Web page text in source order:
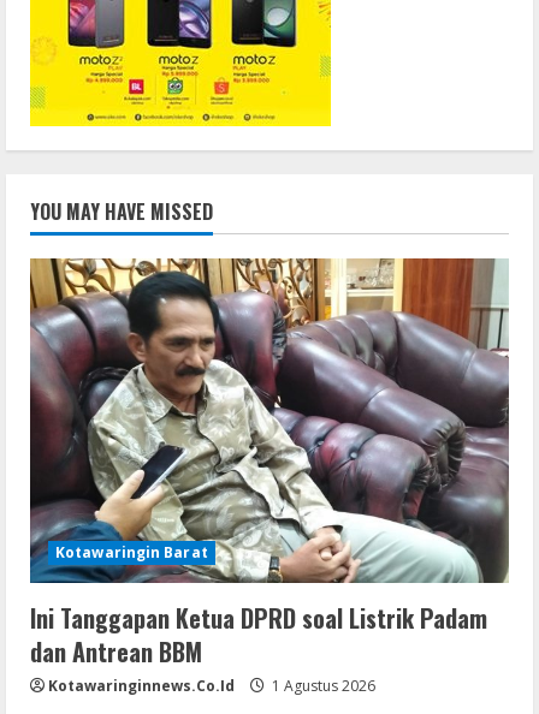
YOU MAY HAVE MISSED
Kotawaringin Barat
Ini Tanggapan Ketua DPRD soal Listrik Padam
dan Antrean BBM
Kotawaringinnews.co.id 1 Agustus 2026